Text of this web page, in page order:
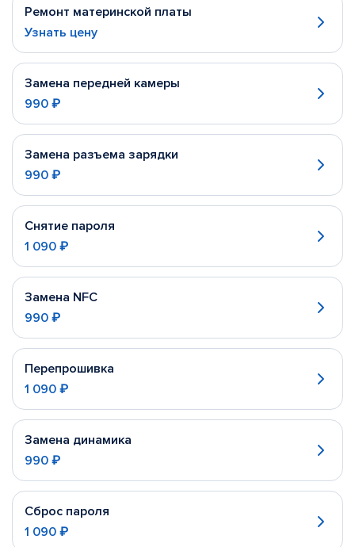
Ремонт материнской платы
Узнать цену
Замена передней камеры
990 ₽
Замена разъема зарядки
990 ₽
Снятие пароля
1 090 ₽
Замена NFC
990 ₽
Перепрошивка
1 090 ₽
Замена динамика
990 ₽
Сброс пароля
1 090 ₽